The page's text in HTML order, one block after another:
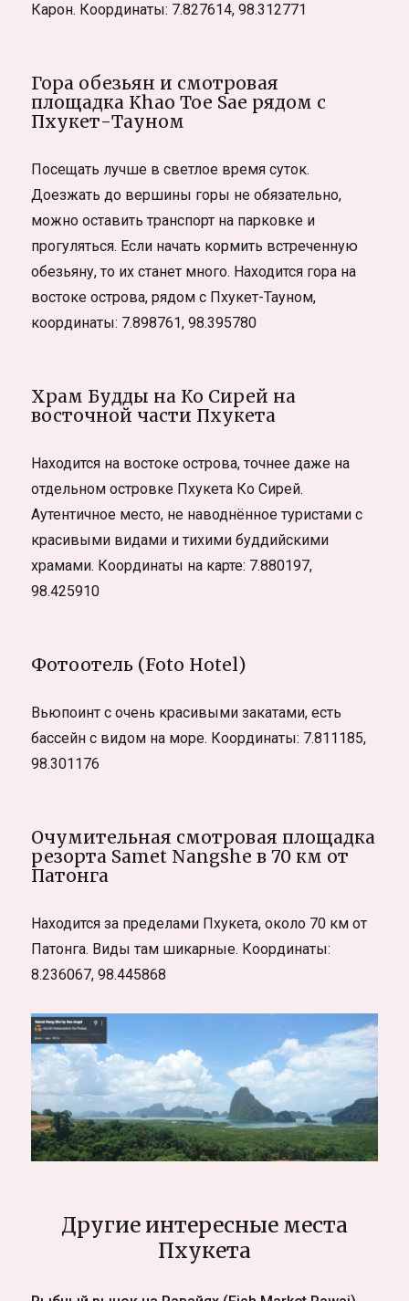
Карон. Координаты: 7.827614, 98.312771
Гора обезьян и смотровая
площадка Khao Toe Sae рядом с
Пхукет-Тауном
Посещать лучше в светлое время суток.
Доезжать до вершины горы не обязательно,
можно оставить транспорт на парковке и
прогуляться. Если начать кормить встреченную
обезьяну, то их станет много. Находится гора на
востоке острова, рядом с Пхукет-Тауном,
координаты: 7.898761, 98.395780
Храм Будды на Ко Сирей на
восточной части Пхукета
Находится на востоке острова, точнее даже на
отдельном островке Пхукета Ко Сирей.
Аутентичное место, не наводнённое туристами с
красивыми видами и тихими буддийскими
храмами. Координаты на карте: 7.880197,
98.425910
Фотоотель (Foto Hotel)
Вьюпоинт с очень красивыми закатами, есть
бассейн с видом на море. Координаты: 7.811185,
98.301176
Очумительная смотровая площадка
резорта Samet Nangshe в 70 км от
Патонга
Находится за пределами Пхукета, около 70 км от
Патонга. Виды там шикарные. Координаты:
8.236067, 98.445868
Другие интересные места
Пхукета